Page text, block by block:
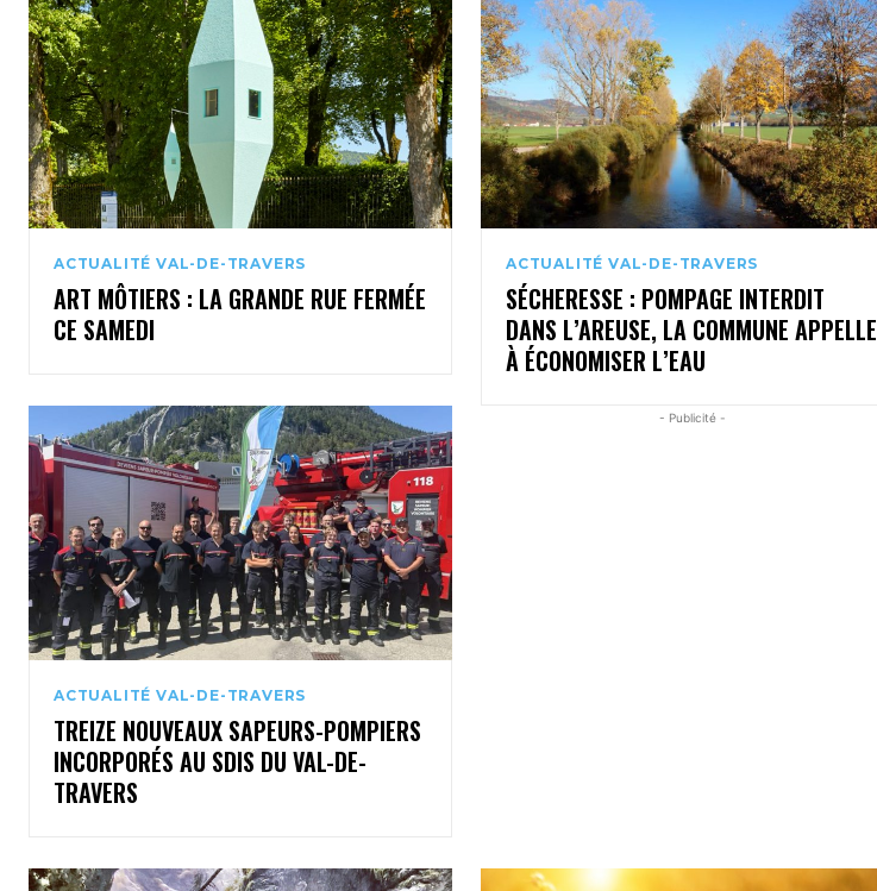
ACTUALITÉ VAL-DE-TRAVERS
ART MÔTIERS : LA GRANDE RUE FERMÉE
CE SAMEDI
ACTUALITÉ VAL-DE-TRAVERS
SÉCHERESSE : POMPAGE INTERDIT
DANS L’AREUSE, LA COMMUNE APPELLE
À ÉCONOMISER L’EAU
ACTUALITÉ VAL-DE-TRAVERS
TREIZE NOUVEAUX SAPEURS-POMPIERS
INCORPORÉS AU SDIS DU VAL-DE-
TRAVERS
- Publicité -